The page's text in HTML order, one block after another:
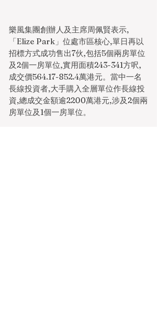
樂風集團創辦人及主席周佩賢表示,
「Elize Park」位處市區核心,單日再以
招標方式成功售出7伙,包括5個兩房單位
及2個一房單位,實用面積243-341方呎,
成交價564.17-852.4萬港元。當中一名
長線投資者,大手購入全層單位作長線投
資,總成交金額逾2200萬港元,涉及2個兩
房單位及1個一房單位。